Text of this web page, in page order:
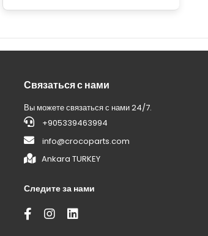
Связаться с нами
Вы можете связаться с нами 24/7.
+905339463994
info@crocoparts.com
Ankara TURKEY
Следите за нами